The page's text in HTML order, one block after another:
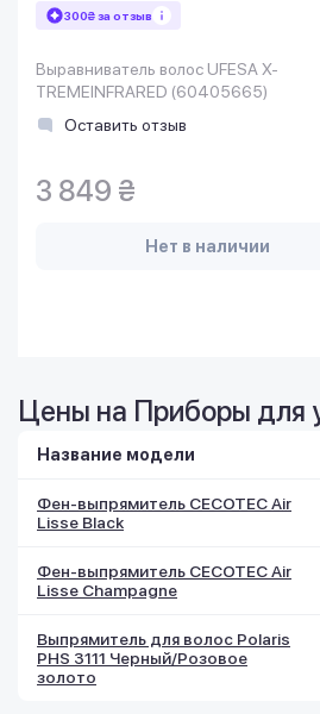
300₴ за отзыв
Выравниватель волос UFESA X-
TREMEINFRARED (60405665)
Оставить отзыв
3 849 ₴
Нет в наличии
Цены на Приборы для
Название модели
Фен-выпрямитель CECOTEC Air
Lisse Black
Фен-выпрямитель CECOTEC Air
Lisse Champagne
Выпрямитель для волос Polaris
PHS 3111 Черный/Розовое
золото